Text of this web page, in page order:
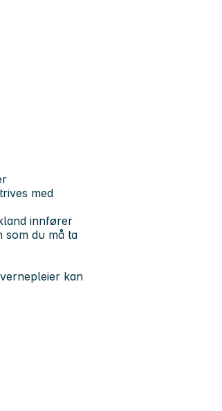
med
innfører
som du må ta
kan